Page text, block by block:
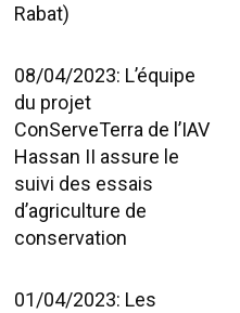
Rabat)
08/04/2023: L’équipe
du projet
ConServeTerra de l’IAV
Hassan II assure le
suivi des essais
d’agriculture de
conservation
01/04/2023: Les